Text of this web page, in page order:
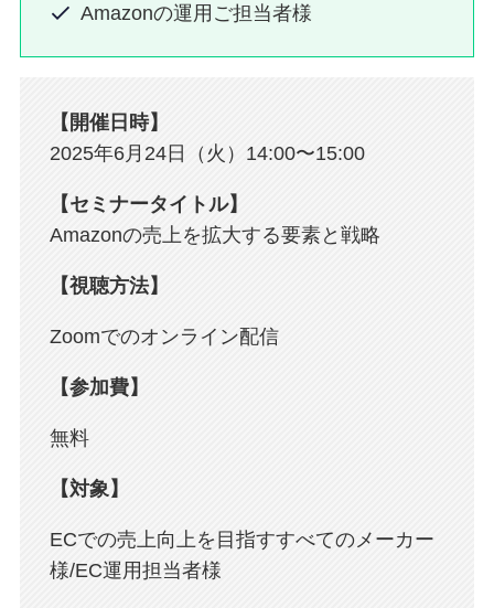
Amazonの運用ご担当者様
【開催日時】
2025年6月24日（火）14:00〜15:00
【セミナータイトル】
Amazonの売上を拡大する要素と戦略
【視聴方法】
Zoomでのオンライン配信
【参加費】
無料
【対象】
ECでの売上向上を目指すすべてのメーカー
様/EC運用担当者様